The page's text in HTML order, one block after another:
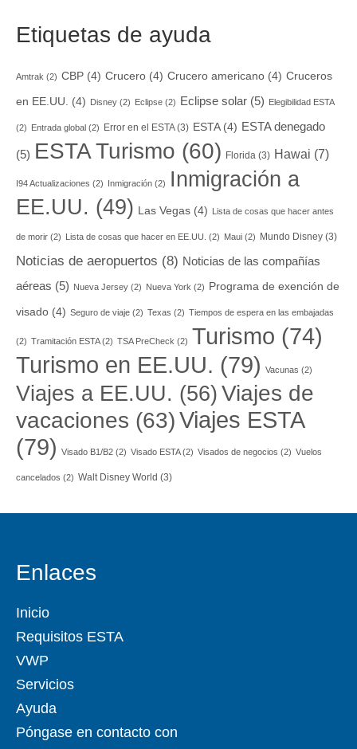
Etiquetas de ayuda
Amtrak (2) CBP (4) Crucero (4) Crucero americano (4) Cruceros
en EE.UU. (4) Disney (2) Eclipse (2) Eclipse solar (5) Elegibilidad ESTA
(2) Entrada global (2) Error en el ESTA(3) ESTA(4) ESTA denegado
(5) ESTA Turismo (60) Florida (3) Hawai (7)
I94 Actualizaciones (2) Inmigración (2)
Inmigración a
EE.UU. (49) Las Vegas (4) Lista de cosas que hacer antes
de morir (2) Lista de cosas que hacer en EE.UU. (2) Maui (2) Mundo Disney (3)
Noticias de aeropuertos (8) Noticias de las compañías
aéreas (5) Nueva Jersey (2) Nueva York (2) Programa de exención de
visado (4) Seguro de viaje (2) Texas (2) Tiempos de espera en las embajadas
(2) Tramitación ESTA(2) TSA PreCheck (2) Turismo (74)
Turismo en EE.UU. (79) Vacunas (2)
Viajes a EE.UU. (56)Viajes de
vacaciones (63)Viajes ESTA
(79) Visado B1/B2 (2) Visado ESTA(2) Visados de negocios (2) Vuelos
cancelados (2) Walt Disney World (3)
Enlaces
Inicio
Requisitos ESTA
VWP
Servicios
Ayuda
Póngase en contacto con